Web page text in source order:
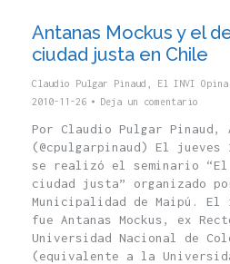
Antanas Mockus y el
ciudad justa en Chile
Claudio Pulgar Pinaud El INVI Opina
2010-11-26
Deja un comentario
Por Claudio Pulgar Pinaud,
(@cpulgarpinaud) El jueves
se realizó el seminario
ciudad justa” organizado
Municipalidad de Maipú.
fue Antanas Mockus, ex
Universidad Nacional de
(equivalente a la